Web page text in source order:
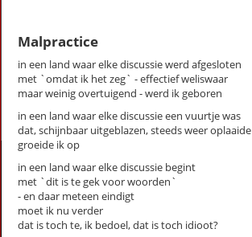
Mozart 23
«First‹Previous
1 ›Next»Last
Malpractice
in een land waar elke discussie werd afgesloten
met `omdat ik het zeg` - effectief weliswaar
maar weinig overtuigend - werd ik geboren
in een land waar elke discussie een vuurtje was
dat, schijnbaar uitgeblazen, steeds weer oplaaide
groeide ik op
in een land waar elke discussie begint
met `dit is te gek voor woorden`
- en daar meteen eindigt
moet ik nu verder
dat is toch te, ik bedoel, dat is toch idioot?
Activiteiten
Lezingen door en over schrijvers
Stadsdichtersduo van Zeist
Boek & Film